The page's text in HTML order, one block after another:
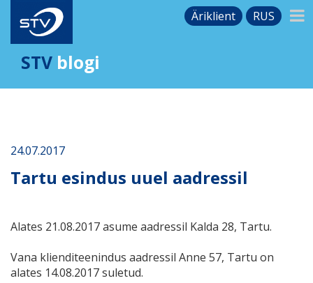
Äriklient RUS
STV blogi
24.07.2017
Tartu esindus uuel aadressil
Alates 21.08.2017 asume aadressil Kalda 28, Tartu.
Vana klienditeenindus aadressil Anne 57, Tartu on
alates 14.08.2017 suletud.